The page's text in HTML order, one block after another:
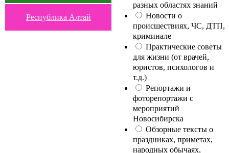
Республика Алтай
разных областях знаний
Новости о
происшествиях, ЧС, ДТП,
криминале
Практические советы
для жизни (от врачей,
юристов, психологов и
т.д.)
Репортажи и
фоторепортажи с
мероприятий
Новосибирска
Обзорные тексты о
праздниках, приметах,
народных обычаях,